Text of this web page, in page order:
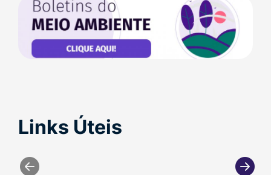
Banner
Boletins
do
Meio
Seção Links Úteis
Links Úteis